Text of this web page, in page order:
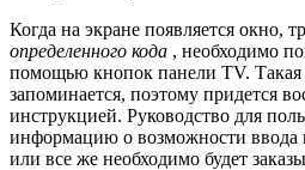
Когда на экране появляется окно,
определенного кода , необходимо
помощью кнопок панели TV.
запоминается, поэтому придется
инструкцией. Руководство для
информацию о возможности ввода
или все же необходимо будет